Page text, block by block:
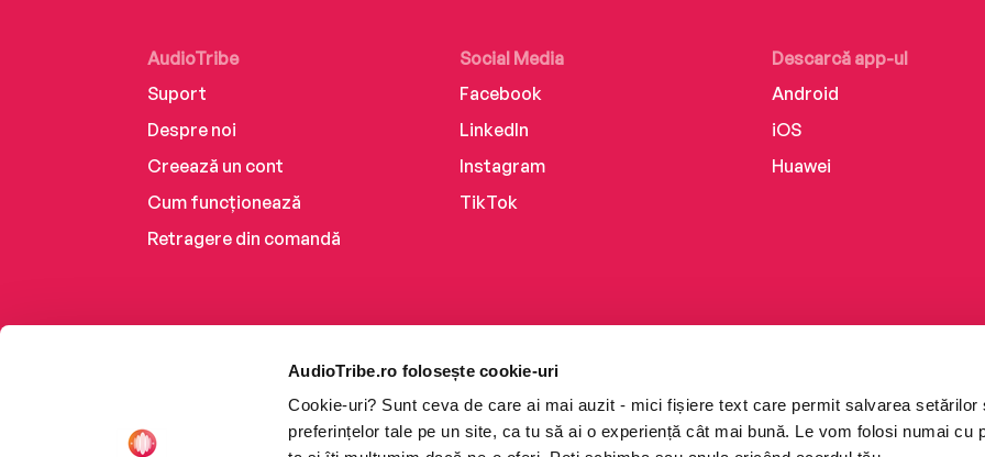
AudioTribe.ro folosește cookie-uri
Cookie-uri? Sunt ceva de care ai mai auzit - mici fișiere text care permit salvarea setărilor
preferințelor tale pe un site, ca tu să ai o experiență cât mai bună. Le vom folosi numai cu
AudioTribe
Suport
Despre noi
Creează un cont
Cum funcționează
Retragere din comandă
Social Media
Facebook
LinkedIn
Instagram
TikTok
Descarcă app-ul
Android
iOS
Huawei